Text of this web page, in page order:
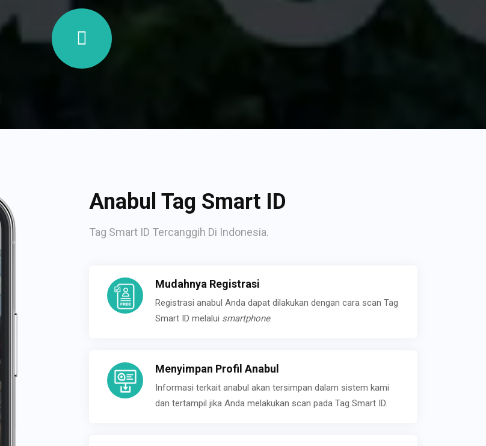
Anabul Tag Smart ID
Tag Smart ID Tercanggih Di Indonesia.
Mudahnya Registrasi
Registrasi anabul Anda dapat dilakukan dengan cara scan Tag
Smart ID melalui smartphone.
Menyimpan Profil Anabul
Informasi terkait anabul akan tersimpan dalam sistem kami
dan tertampil jika Anda melakukan scan pada Tag Smart ID.